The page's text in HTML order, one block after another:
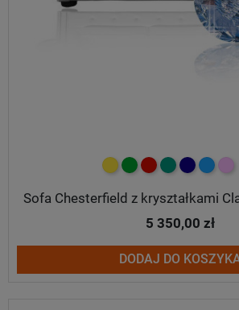
żółtyzielonyczerwony
turkusowy
granatowy
Sofa Chesterfield z kryształkami
5 350,00 zł
DODAJ DO